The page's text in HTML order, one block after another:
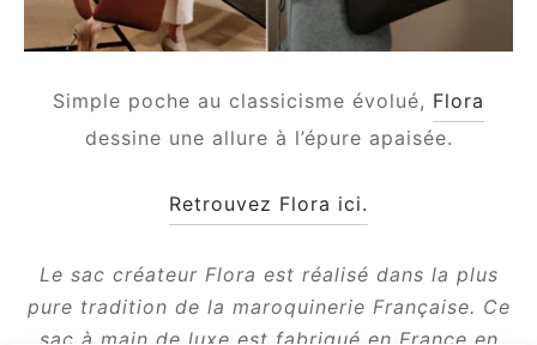
Simple poche au classicisme évolué, Flora
dessine une allure à l’épure apaisée.
Retrouvez Flora ici.
Le sac créateur Flora est réalisé dans la plus
pure tradition de la maroquinerie Française. Ce
sac à main de luxe est fabriqué en France en